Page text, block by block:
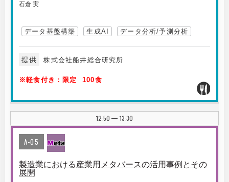
石倉 実
データ基盤構築 生成AI データ分析/予測分析
提供 株式会社船井総合研究所
※軽食付き：限定 100食
12:50 | 13:30
A-05
製造業における産業用メタバースの活用事例とその
展開